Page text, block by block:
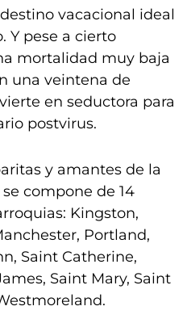
vacacional ideal
Y pese a cierto
mortalidad muy baja
una veintena de
en seductora para
postvirus.
y amantes de la
compone de 14
Kingston,
Portland,
Saint Catherine,
Saint Mary, Saint